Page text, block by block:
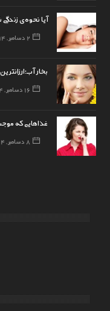
آیا نحوه‌ی
2 دسامبر, 2014
بخار
16 دسامبر, 2014
غذاهایی که
8 دسامبر, 2014